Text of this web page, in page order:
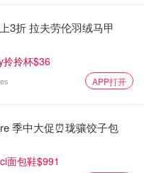
- CO-ORD SETS-
赏胸针的美。最近疯狂地
我在大都会博物馆的艺术
3折 拉夫劳伦羽绒马甲
拎拎杯$36
APP打开
季中大促⏰珑骧饺子包
面包鞋$991